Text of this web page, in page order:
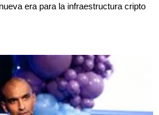
era para la infraestructura cripto